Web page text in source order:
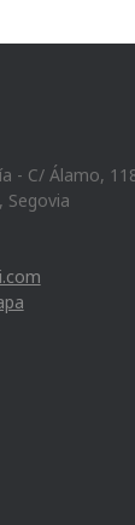
- C/ Álamo,
Segovia